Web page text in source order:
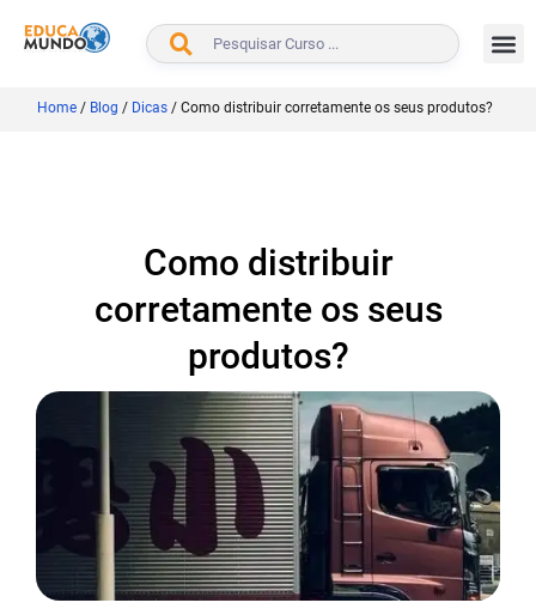
BUSCAR
Home / Blog / Dicas / Como distribuir corretamente os seus produtos?
Como distribuir
corretamente os seus
produtos?